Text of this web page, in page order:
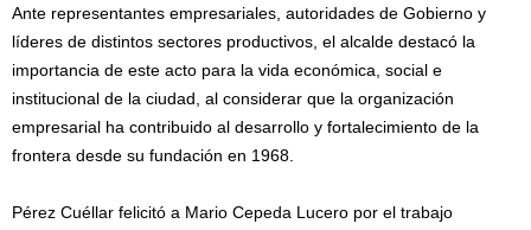
Ante representantes empresariales, autoridades de Gobierno y
líderes de distintos sectores productivos, el alcalde destacó la
importancia de este acto para la vida económica, social e
institucional de la ciudad, al considerar que la organización
empresarial ha contribuido al desarrollo y fortalecimiento de la
frontera desde su fundación en 1968.
Pérez Cuéllar felicitó a Mario Cepeda Lucero por el trabajo